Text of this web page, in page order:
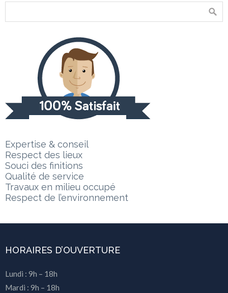
Expertise & conseil
Respect des lieux
Souci des finitions
Qualité de service
Travaux en milieu occupé
Respect de l’environnement
HORAIRES D’OUVERTURE
Lundi : 9h – 18h
Mardi : 9h – 18h